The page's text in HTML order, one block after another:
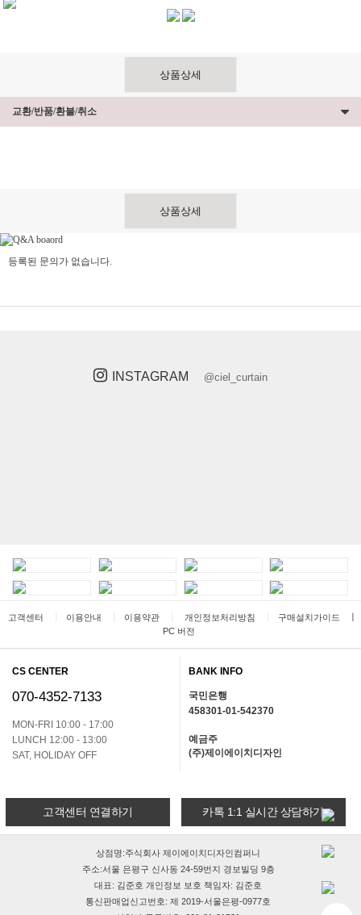
상품상세
교환/반품/환불/취소
상품상세
등록된 문의가 없습니다.
INSTAGRAM @ciel_curtain
고객센터 이용안내 이용약관 개인정보처리방침 구매설치가이드
PC 버전
CS CENTER
070-4352-7133
MON-FRI 10:00 - 17:00
LUNCH 12:00 - 13:00
SAT, HOLIDAY OFF
BANK INFO
국민은행
458301-01-542370
예금주
(주)제이에이치디자인
고객센터 연결하기 카톡 1:1 실시간 상담하기
상점명:주식회사 제이에이치디자인컴퍼니
주소:서울 은평구 신사동 24-59번지 경보빌딩 9층
대표: 김준호 개인정보 보호 책임자: 김준호
통신판매업신고번호: 제 2019-서울은평-0977호